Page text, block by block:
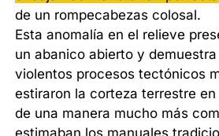
de un rompecabezas colosal.
Esta anomalía en el relieve
un abanico abierto y
violentos procesos tectónicos
estiraron la corteza terrestre
de una manera mucho más